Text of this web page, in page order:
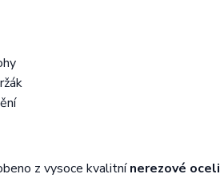
z vysoce kvalitnínerezové oceli